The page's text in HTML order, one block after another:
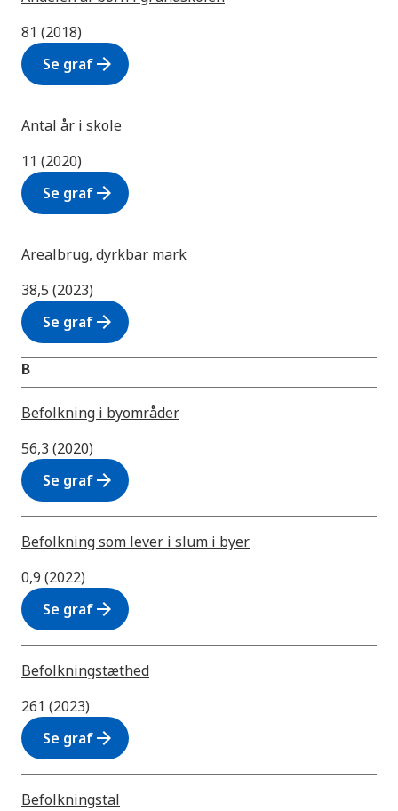
81 (2018)
Se grafarrow_forward
Antal år i skole
11 (2020)
Se grafarrow_forward
Arealbrug, dyrkbar mark
38,5 (2023)
Se grafarrow_forward
B
Befolkning i byområder
56,3 (2020)
Se grafarrow_forward
Befolkning som lever i slum i byer
0,9 (2022)
Se grafarrow_forward
Befolkningstæthed
261 (2023)
Se grafarrow_forward
Befolkningstal